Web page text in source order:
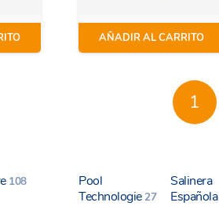
AÑADIR AL CARRITO
1
108
Pool
Technologie27
Salinera
Española